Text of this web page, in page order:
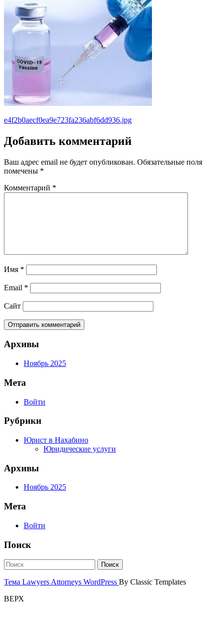
Навигация
по
записям
e4f2b0aecf0ea9e723fa236abf6dd936.jpg
Добавить комментарий
Ваш адрес email не будет опубликован. Обязательные поля
помечены *
Комментарий *
Имя *
Email *
Сайт
Архивы
Ноябрь 2025
Мета
Войти
Рубрики
Юрист в Нахабино
Юридические услуги
Архивы
Ноябрь 2025
Мета
Войти
Поиск
Тема Lawyers Attorneys WordPress By Classic Templates
ВЕРХ